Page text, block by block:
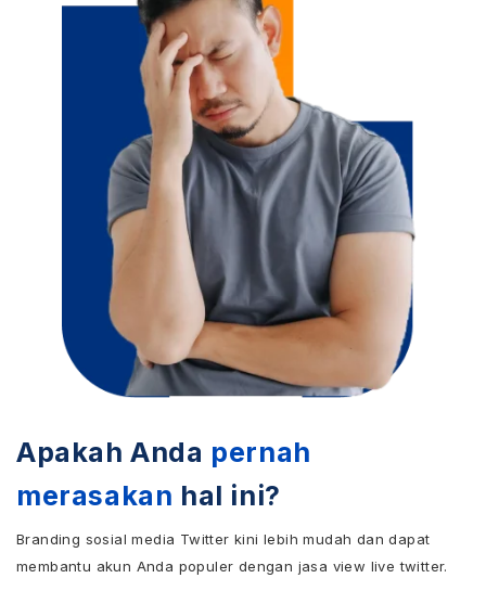
Apakah Anda pernah
merasakan hal ini?
Branding sosial media Twitter kini lebih mudah dan dapat
membantu akun Anda populer dengan jasa view live twitter.